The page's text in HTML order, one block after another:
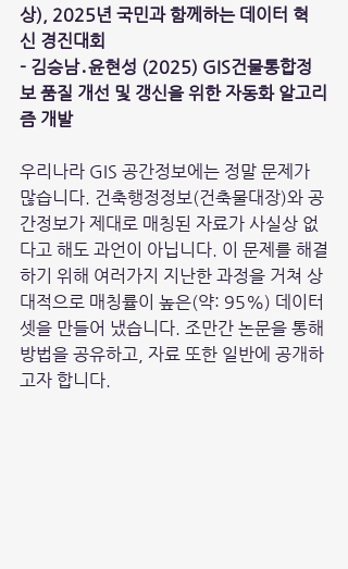
상), 2025년 국민과 함께하는 데이터 혁
신 경진대회
- 김승남․윤현성 (2025) GIS건물통합정
보 품질 개선 및 갱신을 위한 자동화 알고리
즘 개발
우리나라 GIS 공간정보에는 정말 문제가
많습니다. 건축행정정보(건축물대장)와 공
간정보가 제대로 매칭된 자료가 사실상 없
다고 해도 과언이 아닙니다. 이 문제를 해결
하기 위해 여러가지 지난한 과정을 거쳐 상
대적으로 매칭률이 높은(약: 95%) 데이터
셋을 만들어 냈습니다. 조만간 논문을 통해
방법을 공유하고, 자료 또한 일반에 공개하
고자 합니다.